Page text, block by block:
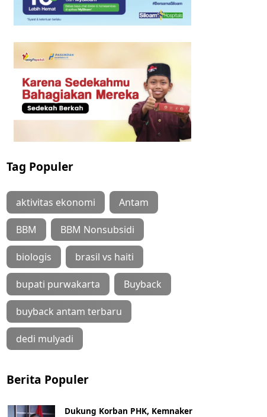
Tag Populer
aktivitas ekonomi Antam
BBM BBM Nonsubsidi
biologis brasil vs haiti
bupati purwakarta Buyback
buyback antam terbaru
dedi mulyadi
Berita Populer
Dukung Korban PHK, Kemnaker